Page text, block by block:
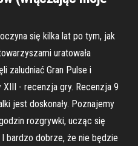
się kilka lat po tym, jak
uratowała
zaludniać Gran Pulse i
- recenzja gry. Recenzja 9
jest doskonały. Poznajemy
rozgrywki, ucząc się
bardzo dobrze, że nie będzie